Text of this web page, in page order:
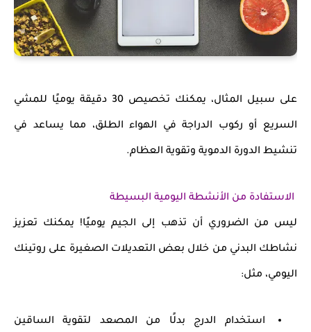
على سبيل المثال، يمكنك تخصيص 30 دقيقة يوميًا للمشي
السريع أو ركوب الدراجة في الهواء الطلق، مما يساعد في
تنشيط الدورة الدموية وتقوية العظام.
الاستفادة من الأنشطة اليومية البسيطة
ليس من الضروري أن تذهب إلى الجيم يوميًا! يمكنك تعزيز
نشاطك البدني من خلال بعض التعديلات الصغيرة على روتينك
اليومي، مثل:
استخدام الدرج بدلًا من المصعد لتقوية الساقين